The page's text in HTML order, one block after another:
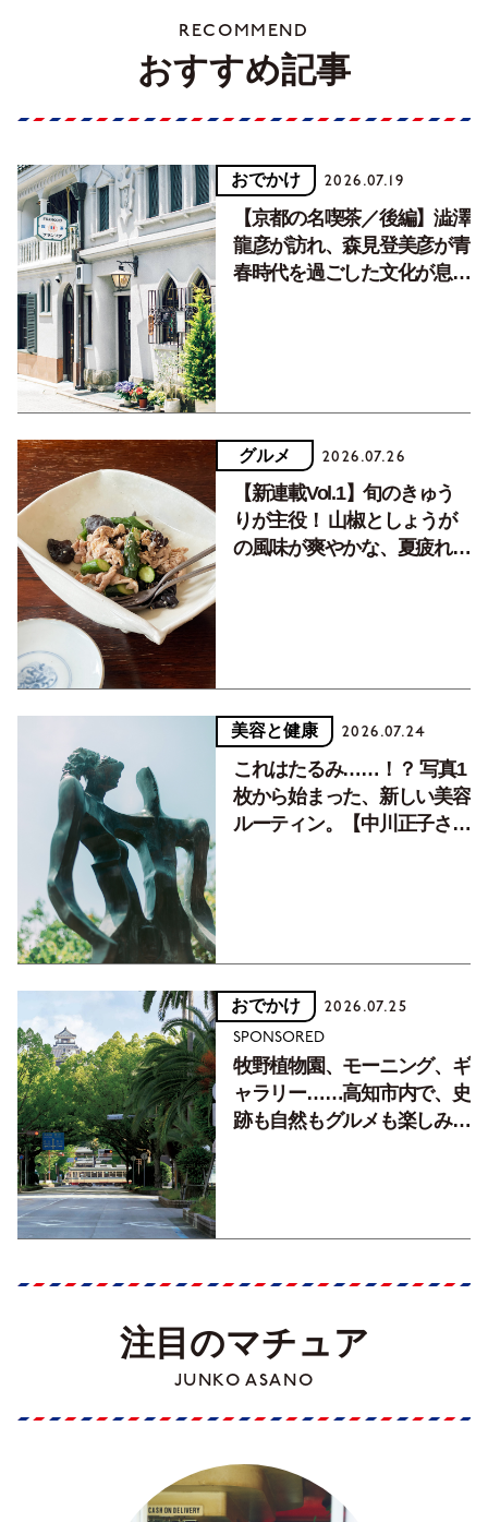
RECOMMEND
おすすめ記事
おでかけ 2026.07.19
【京都の名喫茶／後編】澁澤
龍彦が訪れ、森見登美彦が青
春時代を過ごした文化が息づ
グルメ 2026.07.26
【新連載Vol.1】旬のきゅう
りが主役！ 山椒としょうが
の風味が爽やかな、夏疲れを
美容と健康 2026.07.24
これはたるみ……！？ 写真1
枚から始まった、新しい美容
ルーティン。【中川正子さん
おでかけ 2026.07.25
SPONSORED
牧野植物園、モーニング、ギ
ャラリー……高知市内で、史
跡も自然もグルメも楽しみ尽
注目のマチュア
JUNKO ASANO